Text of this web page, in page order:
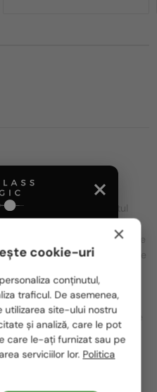
atemporală și rafinamentul
de calitate superioară -
meșteșugul precis - contribuie
elegant, liniile curate și detaliile
în timp ce ochelarii
clasică cu tehnologia
motivele iconice ale craniului
de eleganță și lux, în timp ce
și rafinamentului
ideală pentru cei care
și eleganță.
/ EN
×
cookie-uri
conținutul,
traficul. De asemenea,
utilizarea site-ului nostru
și analiză, care le pot
care le-ați furnizat sau pe
serviciilor lor. Politica